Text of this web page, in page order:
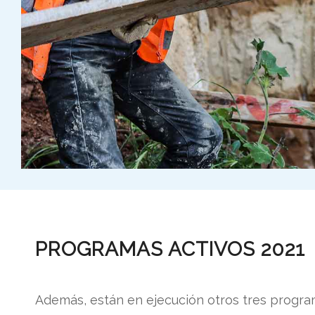
PROGRAMAS ACTIVOS 2021
Además, están en ejecución otros tres